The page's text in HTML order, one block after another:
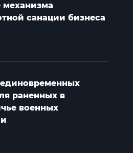
механизма
санации бизнеса
раненных в
военных